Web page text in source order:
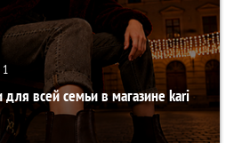
1
всей семьи в магазине kari